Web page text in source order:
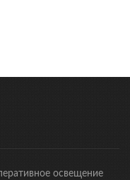
освещение